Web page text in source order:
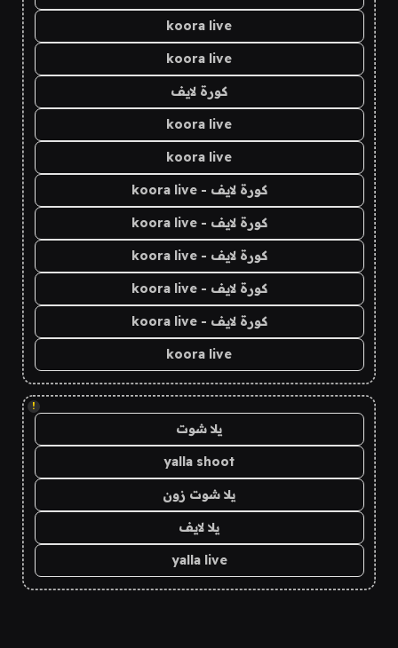
koora live
koora live
كورة لايف
koora live
koora live
كورة لايف - koora live
كورة لايف - koora live
كورة لايف - koora live
كورة لايف - koora live
كورة لايف - koora live
koora live
!
يلا شوت
yalla shoot
يلا شوت زون
يلا لايف
yalla live